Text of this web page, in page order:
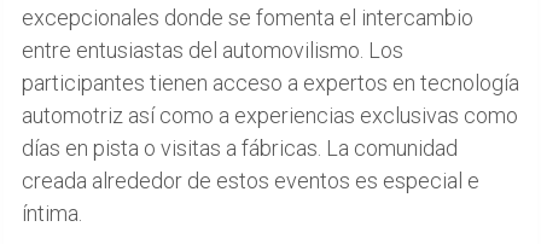
excepcionales donde se fomenta el intercambio
entre entusiastas del automovilismo. Los
participantes tienen acceso a expertos en tecnología
automotriz así como a experiencias exclusivas como
días en pista o visitas a fábricas. La comunidad
creada alrededor de estos eventos es especial e
íntima.